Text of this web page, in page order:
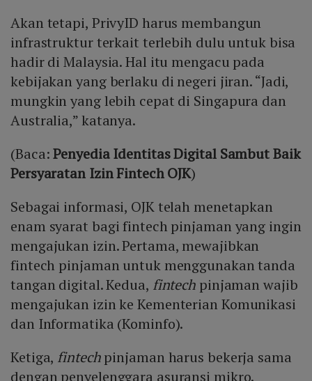
Akan tetapi, PrivyID harus membangun
infrastruktur terkait terlebih dulu untuk bisa
hadir di Malaysia. Hal itu mengacu pada
kebijakan yang berlaku di negeri jiran. “Jadi,
mungkin yang lebih cepat di Singapura dan
Australia,” katanya.
(Baca:Penyedia Identitas Digital Sambut Baik
Persyaratan Izin Fintech OJK)
Sebagai informasi, OJK telah menetapkan
enam syarat bagi fintech pinjaman yang ingin
mengajukan izin. Pertama, mewajibkan
fintech pinjaman untuk menggunakan tanda
tangan digital. Kedua, fintech pinjaman wajib
mengajukan izin ke Kementerian Komunikasi
dan Informatika (Kominfo).
Ketiga, fintechpinjaman harus bekerja sama
dengan penyelenggara asuransi mikro.